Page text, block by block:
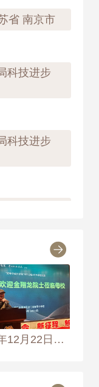
省 南京市
科技进步
科技进步
创新成果
》》 科学出
2023年12月22日，金翔龙院士在母校龙门浩隆平小学报告会上作报告